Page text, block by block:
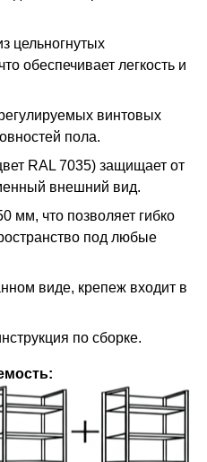
цельногнутых
обеспечивает легкость и
винтовых
пола.
RAL 7035) защищает от
внешний вид.
мм, что позволяет гибко
под любые
виде, крепеж входит в
по сборке.